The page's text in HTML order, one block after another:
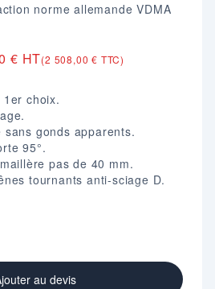
norme allemande VDMA
€ HT(2 508,00 € TTC)
choix.
gonds apparents.
95°.
pas de 40 mm.
tournants anti-sciage D.
9006.
produits les prix
le coût de transport au
devis.
au devis